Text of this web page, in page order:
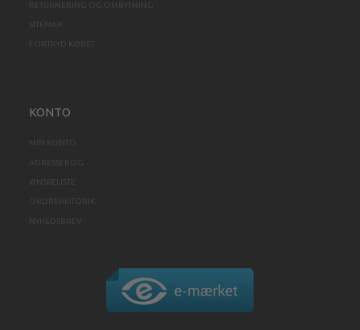
RETURNERING OG OMBYTNING
SITEMAP
FORTRYD KØBET
KONTO
MIN KONTO
ADRESSEBOG
ØNSKELISTE
ORDREHISTORIK
NYHEDSBREV